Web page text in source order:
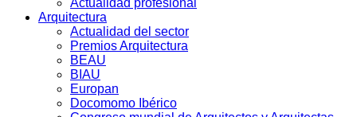
Arquitectura
Actualidad del sector
Premios Arquitectura
BEAU
BIAU
Europan
Docomomo Ibérico